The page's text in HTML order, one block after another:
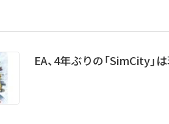
EA、4年ぶりの「SimCity」